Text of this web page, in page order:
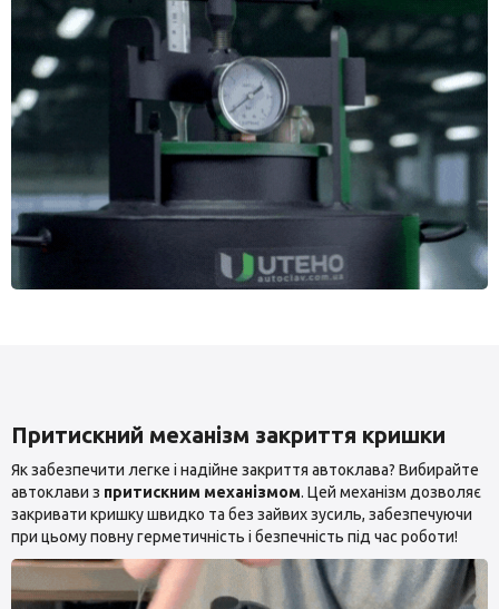
Притискний механізм закриття кришки
Як забезпечити легке і надійне закриття автоклава? Вибирайте
автоклави з притискним механізмом. Цей механізм дозволяє
закривати кришку швидко та без зайвих зусиль, забезпечуючи
при цьому повну герметичність і безпечність під час роботи!